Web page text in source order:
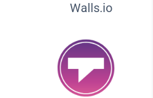
Walls.io